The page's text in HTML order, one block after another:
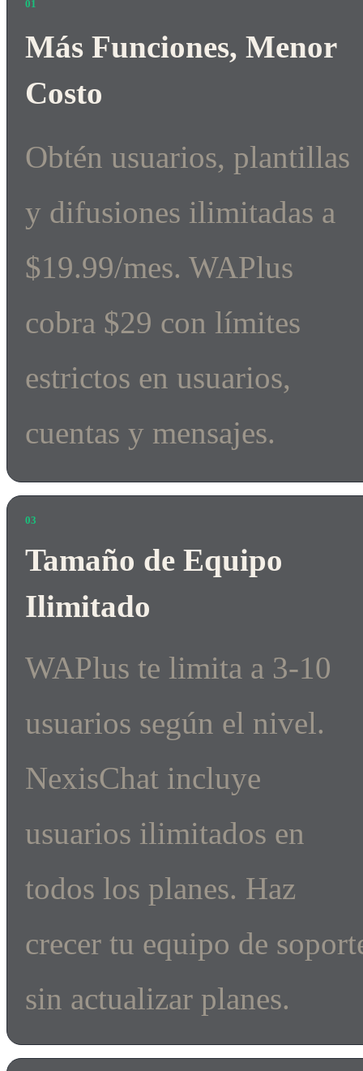
01
Más Funciones, Menor
Costo
Obtén usuarios, plantillas
y difusiones ilimitadas a
$19.99/mes. WAPlus
cobra $29 con límites
estrictos en usuarios,
cuentas y mensajes.
03
Tamaño de Equipo
Ilimitado
WAPlus te limita a 3-10
usuarios según el nivel.
NexisChat incluye
usuarios ilimitados en
todos los planes. Haz
crecer tu equipo de
sin actualizar planes.